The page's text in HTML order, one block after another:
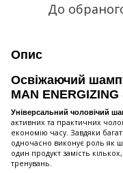
До
Опис
Освіжаючий
MAN
Універсальний чоловічий
активних та практичних
економію часу. Завдяки
одночасно виконує роль як
один продукт замість
тренувань.